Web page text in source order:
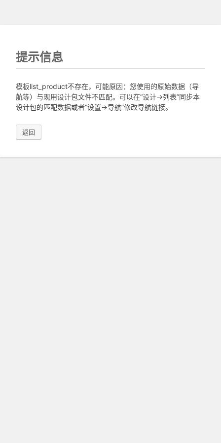
提示信息
模板list_product不存在，可能原因：您使用的原始数据（导
航等）与现用设计包文件不匹配。可以在“设计->列表”同步本
设计包的匹配数据或者“设置->导航”修改导航链接。
返回